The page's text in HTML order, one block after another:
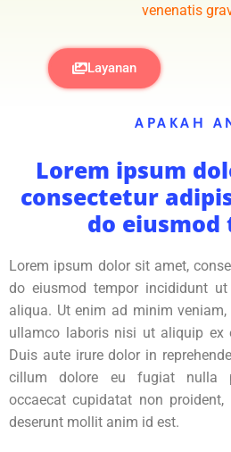
venenatis
Layanan
APAKAH
Lorem ipsum
consectetur
do eiusmod
Lorem ipsum dolor sit amet,
do eiusmod tempor incididunt
aliqua. Ut enim ad minim
ullamco laboris nisi ut aliquip ex
Duis aute irure dolor in
cillum dolore eu fugiat nulla
occaecat cupidatat non
deserunt mollit anim id est.